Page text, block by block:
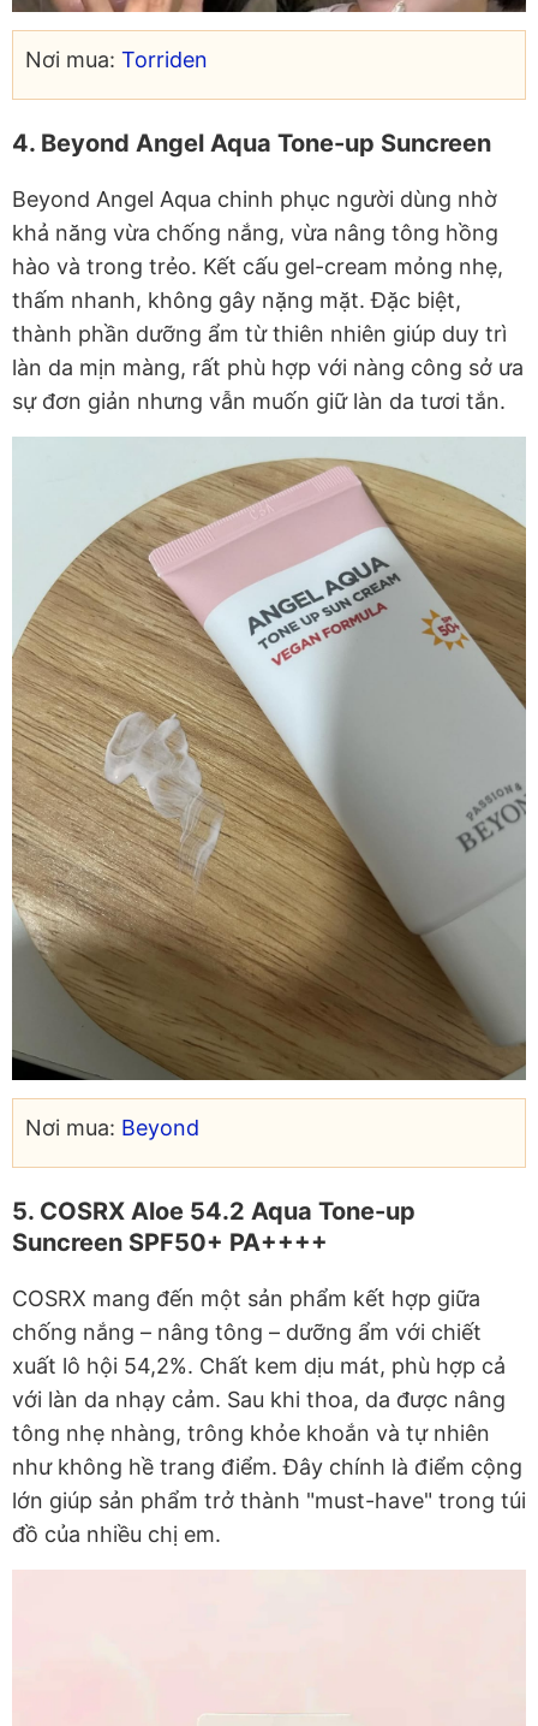
Nơi mua: Torriden
4. Beyond Angel Aqua Tone-up Suncreen
Beyond Angel Aqua chinh phục người dùng nhờ
khả năng vừa chống nắng, vừa nâng tông hồng
hào và trong trẻo. Kết cấu gel-cream mỏng nhẹ,
thấm nhanh, không gây nặng mặt. Đặc biệt,
thành phần dưỡng ẩm từ thiên nhiên giúp duy trì
làn da mịn màng, rất phù hợp với nàng công sở ưa
sự đơn giản nhưng vẫn muốn giữ làn da tươi tắn.
Nơi mua: Beyond
5. COSRX Aloe 54.2 Aqua Tone-up
Suncreen SPF50+ PA++++
COSRX mang đến một sản phẩm kết hợp giữa
chống nắng – nâng tông – dưỡng ẩm với chiết
xuất lô hội 54,2%. Chất kem dịu mát, phù hợp cả
với làn da nhạy cảm. Sau khi thoa, da được nâng
tông nhẹ nhàng, trông khỏe khoắn và tự nhiên
như không hề trang điểm. Đây chính là điểm cộng
lớn giúp sản phẩm trở thành "must-have" trong túi
đồ của nhiều chị em.